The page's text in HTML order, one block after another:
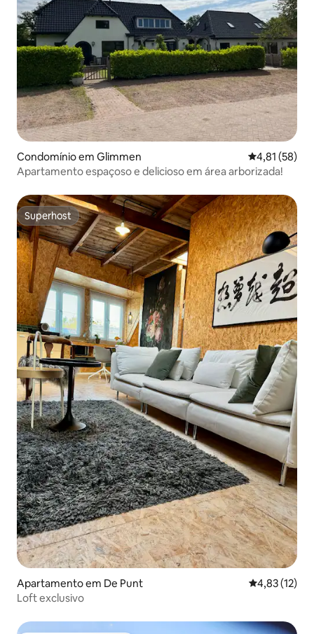
Condomínio em Glimmen Classificação
4,81 (58)
Apartamento espaçoso e delicioso em área arborizada!
Superhost
Superhost
Apartamento em De Punt Classificação
4,83 (12)
Loft exclusivo